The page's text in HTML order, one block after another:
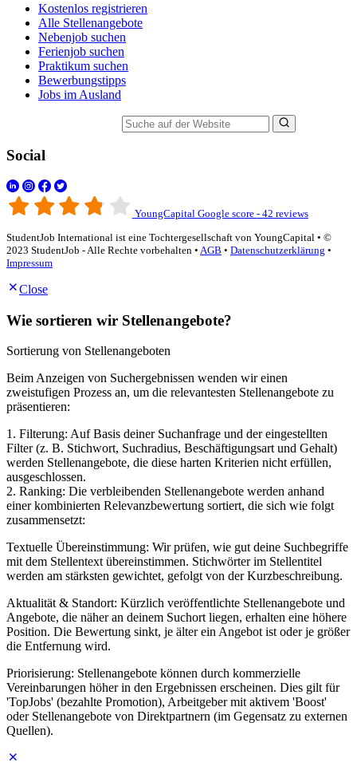
Kostenlos registrieren
Alle Stellenangebote
Nebenjob suchen
Ferienjob suchen
Praktikum suchen
Bewerbungstipps
Jobs im Ausland
Social
YoungCapital Google score - 42 reviews
StudentJob International ist eine Tochtergesellschaft von YoungCapital • ©
2023 StudentJob - Alle Rechte vorbehalten • AGB • Datenschutzerklärung •
Impressum
Close
Wie sortieren wir Stellenangebote?
Sortierung von Stellenangeboten
Beim Anzeigen von Suchergebnissen wenden wir einen
zweistufigen Prozess an, um die relevantesten Stellenangebote zu
präsentieren:
1. Filterung: Auf Basis deiner Suchanfrage und der eingestellten
Filter (z. B. Stichwort, Suchradius, Beschäftigungsart und Gehalt)
werden Stellenangebote, die diese harten Kriterien nicht erfüllen,
ausgeschlossen.
2. Ranking: Die verbleibenden Stellenangebote werden anhand
einer kombinierten Relevanzbewertung sortiert, die sich wie folgt
zusammensetzt:
Textuelle Übereinstimmung: Wir prüfen, wie gut deine Suchbegriffe
mit dem Stellentext übereinstimmen. Stichwörter im Stellentitel
werden am stärksten gewichtet, gefolgt von der Kurzbeschreibung.
Aktualität & Standort: Kürzlich veröffentlichte Stellenangebote und
Angebote, die näher an deinem Suchort liegen, erhalten eine höhere
Position. Die Bewertung sinkt, je älter ein Angebot ist oder je größer
die Entfernung wird.
Priorisierung: Stellenangebote können durch kommerzielle
Vereinbarungen höher in den Ergebnissen erscheinen. Dies gilt für
'TopJobs' (bezahlte Promotion), Arbeitgeber mit aktivem 'Boost'
oder Stellenangebote von Direktpartnern (im Gegensatz zu externen
Quellen).